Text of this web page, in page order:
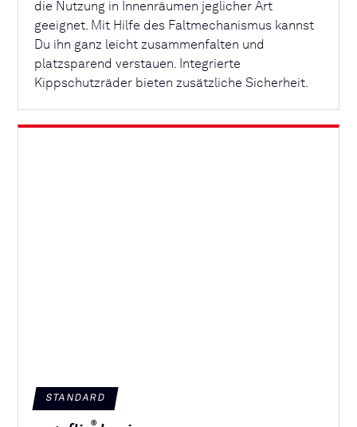
die Nutzung in Innenräumen jeglicher Art
geeignet. Mit Hilfe des Faltmechanismus kannst
Du ihn ganz leicht zusammenfalten und
platzsparend verstauen. Integrierte
Kippschutzräder bieten zusätzliche Sicherheit.
STANDARD
®